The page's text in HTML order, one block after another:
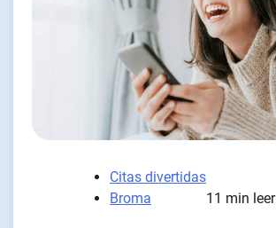
Citas divertidas
Broma
11 min leer